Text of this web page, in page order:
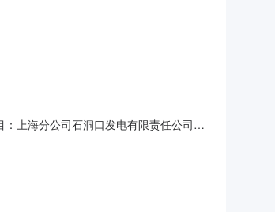
上海分公司石洞口发电有限责任公司蝶
量计量单位计量单位描述标段或设备名